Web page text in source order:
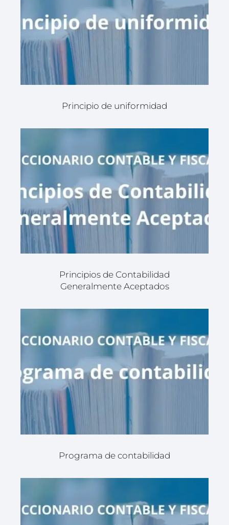
Principio de uniformidad
Principios de Contabilidad
Generalmente Aceptados
Programa de contabilidad